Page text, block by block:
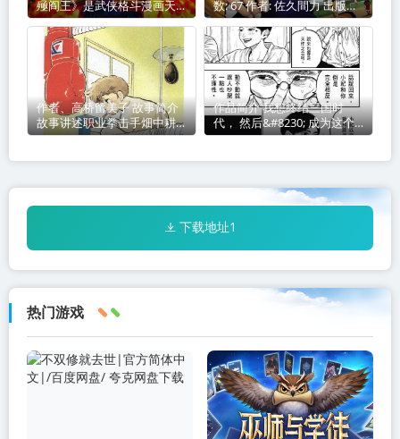
殛阎王》是武侠格斗漫画天殛
第二部
数: 67 作者: 佐久間力 出版社:
講談社、東立出版社、天下出
版 连载杂志: 月刊少年ライバ
ル 别
作者、高桥留美子 故事简介
故事讲述职业拳击手畑中耕作
因暴饮
作品简介 我想终结三国时
代， 然后&#8230; 成为这个
国家全民爱戴的伟人。 令和
下载地址1
热门游戏